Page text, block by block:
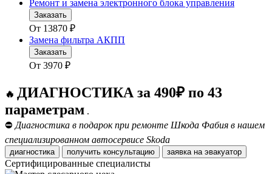
Ремонт и замена электронного блока управления
Заказать
От 13870 ₽
Замена фильтра АКПП
Заказать
От 3970 ₽
🔥 ДИАГНОСТИКА за 490₽ по 43
параметрам .
⛔ Диагностика в подарок при ремонте Шкода Фабия в нашем
специализированном автосервисе Skoda
диагностика получить консультацию заявка на эвакуатор
Сертифицированные специалисты